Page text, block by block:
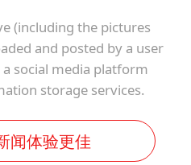
(including the pictures
and posted by a user
a social media platform
storage services.
闻体验更佳